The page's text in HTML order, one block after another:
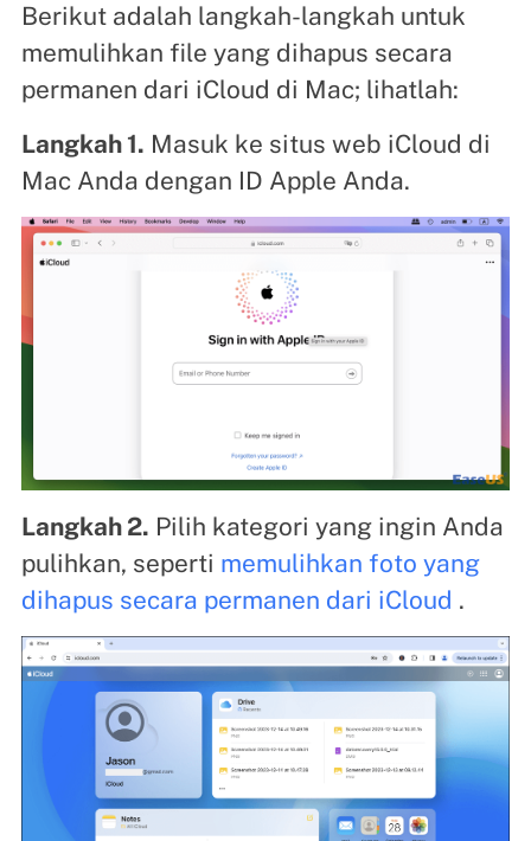
Berikut adalah langkah-langkah untuk
memulihkan file yang dihapus secara
permanen dari iCloud di Mac; lihatlah:
Langkah 1. Masuk ke situs web iCloud di
Mac Anda dengan ID Apple Anda.
Langkah 2. Pilih kategori yang ingin Anda
pulihkan, seperti memulihkan foto yang
dihapus secara permanen dari iCloud .